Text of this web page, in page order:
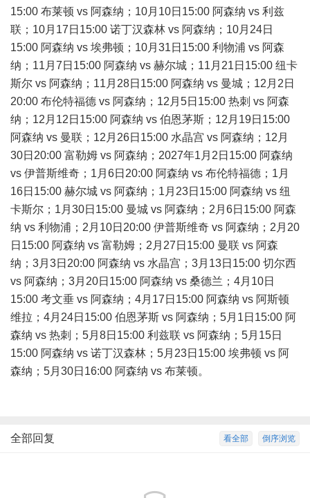
15:00 布莱顿 vs 阿森纳；10月10日15:00 阿森纳 vs 利兹
联；10月17日15:00 诺丁汉森林 vs 阿森纳；10月24日
15:00 阿森纳 vs 埃弗顿；10月31日15:00 利物浦 vs 阿森
纳；11月7日15:00 阿森纳 vs 赫尔城；11月21日15:00 纽卡
斯尔 vs 阿森纳；11月28日15:00 阿森纳 vs 曼城；12月2日
20:00 布伦特福德 vs 阿森纳；12月5日15:00 热刺 vs 阿森
纳；12月12日15:00 阿森纳 vs 伯恩茅斯；12月19日15:00
阿森纳 vs 曼联；12月26日15:00 水晶宫 vs 阿森纳；12月
30日20:00 富勒姆 vs 阿森纳；2027年1月2日15:00 阿森纳
vs 伊普斯维奇；1月6日20:00 阿森纳 vs 布伦特福德；1月
16日15:00 赫尔城 vs 阿森纳；1月23日15:00 阿森纳 vs 纽
卡斯尔；1月30日15:00 曼城 vs 阿森纳；2月6日15:00 阿森
纳 vs 利物浦；2月10日20:00 伊普斯维奇 vs 阿森纳；2月20
日15:00 阿森纳 vs 富勒姆；2月27日15:00 曼联 vs 阿森
纳；3月3日20:00 阿森纳 vs 水晶宫；3月13日15:00 切尔西
vs 阿森纳；3月20日15:00 阿森纳 vs 桑德兰；4月10日
15:00 考文垂 vs 阿森纳；4月17日15:00 阿森纳 vs 阿斯顿
维拉；4月24日15:00 伯恩茅斯 vs 阿森纳；5月1日15:00 阿
森纳 vs 热刺；5月8日15:00 利兹联 vs 阿森纳；5月15日
15:00 阿森纳 vs 诺丁汉森林；5月23日15:00 埃弗顿 vs 阿
森纳；5月30日16:00 阿森纳 vs 布莱顿。
倒序浏览
看全部
全部回复